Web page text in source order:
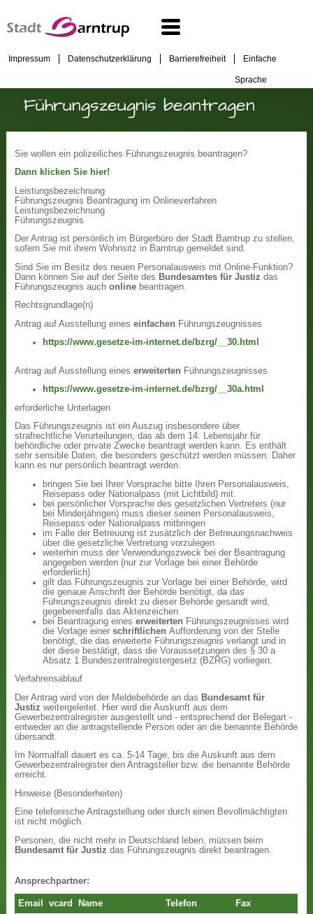
Impressum Datenschutzerklärung Barrierefreiheit Einfache
Sprache
Führungszeugnis beantragen
Sie wollen ein polizeiliches Führungszeugnis beantragen?
Dann klicken Sie hier!
Leistungsbezeichnung
Führungszeugnis Beantragung im Onlineverfahren
Leistungsbezeichnung
Führungszeugnis
Der Antrag ist persönlich im Bürgerbüro der Stadt Barntrup zu stellen,
sofern Sie mit ihrem Wohnsitz in Barntrup gemeldet sind.
Sind Sie im Besitz des neuen Personalausweis mit Online-Funktion?
Dann können Sie auf der Seite des Bundesamtes für Justiz das
Führungszeugnis auchonline beantragen.
Rechtsgrundlage(n)
Antrag auf Ausstellung eineseinfachen Führungszeugnisses
https://www.gesetze-im-internet.de/bzrg/__30.html
Antrag auf Ausstellung eineserweiterten Führungszeugnisses
https://www.gesetze-im-internet.de/bzrg/__30a.html
erforderliche Unterlagen
Das Führungszeugnis ist ein Auszug insbesondere über
strafrechtliche Verurteilungen, das ab dem 14. Lebensjahr für
behördliche oder private Zwecke beantragt werden kann. Es enthält
sehr sensible Daten, die besonders geschützt werden müssen. Daher
kann es nur persönlich beantragt werden.
bringen Sie bei Ihrer Vorsprache bitte Ihren Personalausweis,
Reisepass oder Nationalpass (mit Lichtbild) mit.
bei persönlicher Vorsprache des gesetzlichen Vertreters (nur
bei Minderjährigen) muss dieser seinen Personalausweis,
Reisepass oder Nationalpass mitbringen
im Falle der Betreuung ist zusätzlich der Betreuungsnachweis
über die gesetzliche Vertretung vorzulegen
weiterhin muss der Verwendungszweck bei der Beantragung
angegeben werden (nur zur Vorlage bei einer Behörde
erforderlich)
gilt das Führungszeugnis zur Vorlage bei einer Behörde, wird
die genaue Anschrift der Behörde benötigt, da das
Führungszeugnis direkt zu dieser Behörde gesandt wird,
gegebenenfalls das Aktenzeichen
bei Beantragung eineserweiterten Führungszeugnisses wird
die Vorlage einerschriftlichen Aufforderung von der Stelle
benötigt, die das erweiterte Führungszeugnis verlangt und in
der diese bestätigt, dass die Voraussetzungen des § 30 a
Absatz 1 Bundeszentralregistergesetz (BZRG) vorliegen.
Verfahrensablauf
Der Antrag wird von der Meldebehörde an das Bundesamt für
Justiz weitergeleitet. Hier wird die Auskunft aus dem
Gewerbezentralregister ausgestellt und - entsprechend der Belegart -
entweder an die antragstellende Person oder an die benannte Behörde
übersandt.
Im Normalfall dauert es ca. 5-14 Tage, bis die Auskunft aus dem
Gewerbezentralregister den Antragsteller bzw. die benannte Behörde
erreicht.
Hinweise (Besonderheiten)
Eine telefonische Antragstellung oder durch einen Bevollmächtigten
ist nicht möglich.
Personen, die nicht mehr in Deutschland leben, müssen beim
Bundesamt für Justiz das Führungszeugnis direkt beantragen.
Ansprechpartner:
Email vcard Name Telefon Fax